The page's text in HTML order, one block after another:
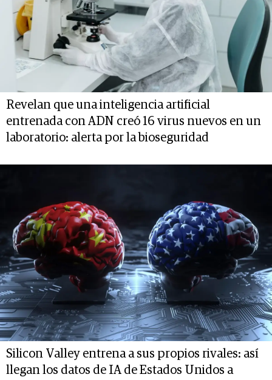
Revelan que una inteligencia artificial
entrenada con ADN creó 16 virus nuevos en un
laboratorio: alerta por la bioseguridad
Silicon Valley entrena a sus propios rivales: así
llegan los datos de IA de Estados Unidos a